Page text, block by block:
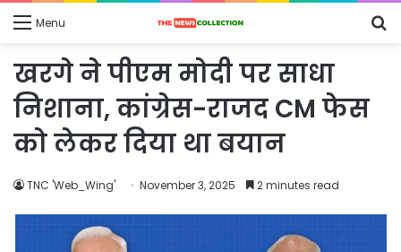
Menu
खरगे ने पीएम मोदी पर साधा
निशाना, कांग्रेस-राजद CM फेस
को लेकर दिया था बयान
TNC 'Web_Wing' November 3, 2025 2 minutes read